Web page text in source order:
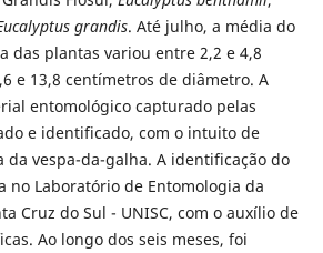
grandis. Até julho, a média do
das plantas variou entre 2,2 e 4,8
e 13,8 centímetros de diâmetro. A
entomológico capturado pelas
e identificado, com o intuito de
da vespa-da-galha. A identificação do
no Laboratório de Entomologia da
Cruz do Sul - UNISC, com o auxílio de
Ao longo dos seis meses, foi